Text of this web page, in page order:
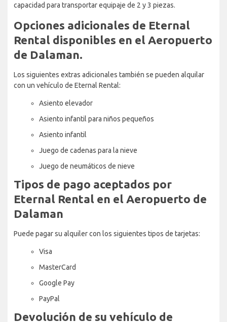
capacidad para transportar equipaje de 2 y 3 piezas.
Opciones adicionales de Eternal
Rental disponibles en el Aeropuerto
de Dalaman.
Los siguientes extras adicionales también se pueden alquilar
con un vehículo de Eternal Rental:
Asiento elevador
Asiento infantil para niños pequeños
Asiento infantil
Juego de cadenas para la nieve
Juego de neumáticos de nieve
Tipos de pago aceptados por
Eternal Rental en el Aeropuerto de
Dalaman
Puede pagar su alquiler con los siguientes tipos de tarjetas:
Visa
MasterCard
Google Pay
PayPal
Devolución de su vehículo de